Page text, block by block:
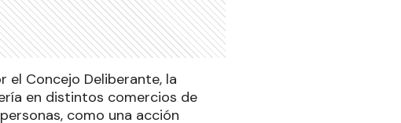
el Concejo Deliberante, la
en distintos comercios de
como una acción